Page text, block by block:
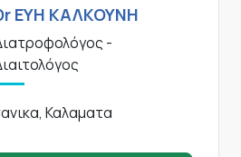
ΕΥΗ ΚΑΛΚΟΥΝΗ
-
Καλαματα